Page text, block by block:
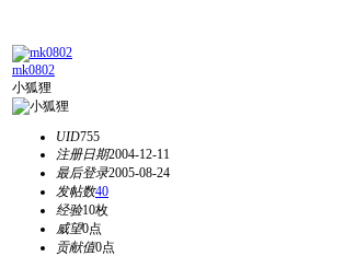
mk0802
小狐狸
UID755
注册日期2004-12-11
最后登录2005-08-24
发帖数40
经验10枚
威望0点
贡献值0点